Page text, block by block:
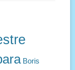
Boris